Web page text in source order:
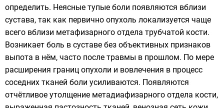
определить. Неясные тупые боли появляются вблизи
сустава, так как первично опухоль локализуется чаще
всего вблизи метафизарного отдела трубчатой кости.
Возникает боль в суставе без объективных признаков
выпота в нём, часто после травмы в прошлом. По мере
расширения границ опухоли и вовлечения в процесс
соседних тканей боли усиливаются. Появляются
отчётливое утолщение метадиафизарного отдела кости,